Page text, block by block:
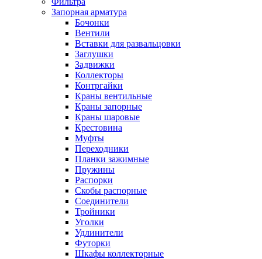
Запорная арматура
Бочонки
Вентили
Вставки для развальцовки
Заглушки
Задвижки
Коллекторы
Контргайки
Краны вентильные
Краны запорные
Краны шаровые
Крестовина
Муфты
Переходники
Планки зажимные
Пружины
Распорки
Скобы распорные
Соединители
Тройники
Уголки
Удлинители
Футорки
Шкафы коллекторные